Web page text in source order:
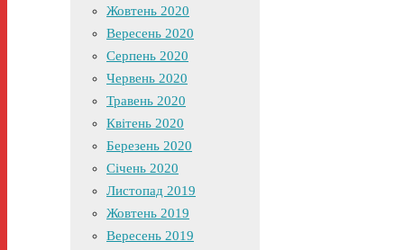
Жовтень 2020
Вересень 2020
Серпень 2020
Червень 2020
Травень 2020
Квітень 2020
Березень 2020
Січень 2020
Листопад 2019
Жовтень 2019
Вересень 2019